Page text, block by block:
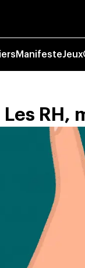
ManifesteJeux
Les RH,